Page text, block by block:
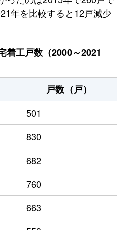
年を比較すると12戸減少
着工戸数（2000～2021
戸数（戸）
501
830
682
760
663